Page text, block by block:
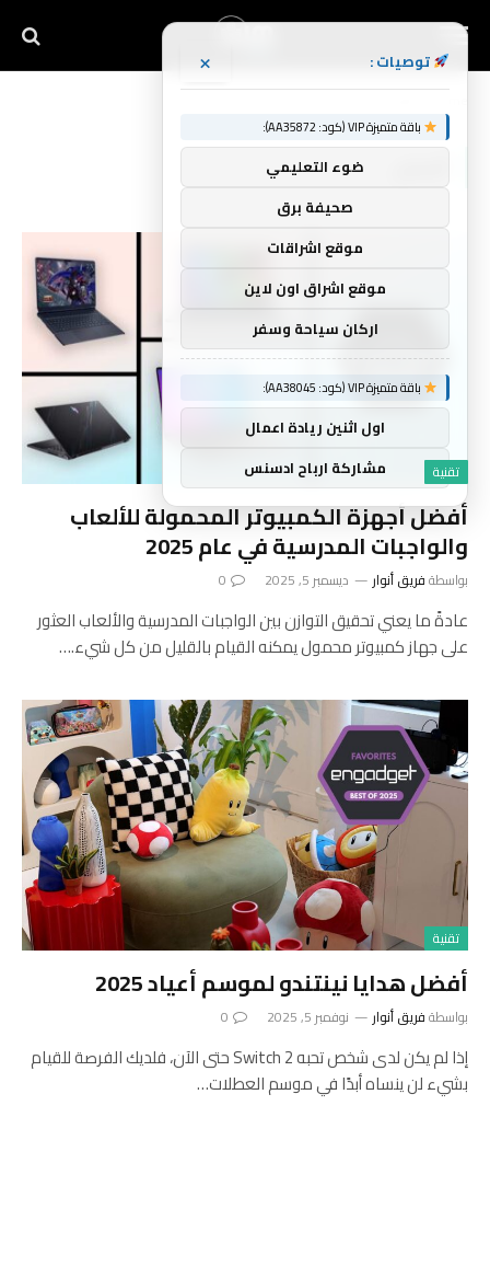
تقنية
أفضل أجهزة الكمبيوتر المحمولة للألعاب
والواجبات المدرسية في عام 2025
بواسطةفريق أنوار ديسمبر 5, 2025 0
عادةً ما يعني تحقيق التوازن بين الواجبات المدرسية والألعاب العثور
على جهاز كمبيوتر محمول يمكنه القيام بالقليل من كل شيء.…
تقنية
أفضل هدايا نينتندو لموسم أعياد 2025
بواسطةفريق أنوار نوفمبر 5, 2025 0
إذا لم يكن لدى شخص تحبه Switch 2 حتى الآن، فلديك الفرصة للقيام
بشيء لن ينساه أبدًا في موسم العطلات…
توصيات : ×
باقة متميزة VIP (كود: AA35872):
ضوء التعليمي
صحيفة برق
موقع اشراقات
موقع اشراق اون لاين
اركان سياحة وسفر
باقة متميزة VIP (كود: AA38045):
اول اثنين ريادة اعمال
مشاركة ارباح ادسنس